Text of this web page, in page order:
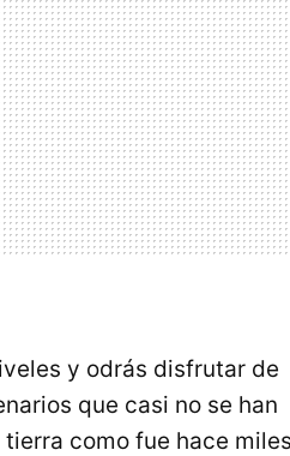
y odrás disfrutar de
que casi no se han
como fue hace miles